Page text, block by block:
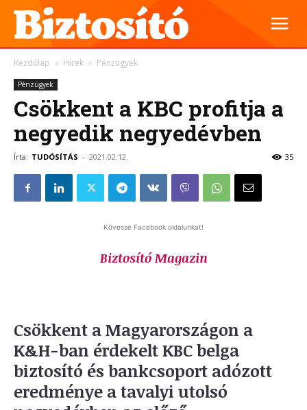
Kezdőlap Hírek Pénzügyek
Pénzügyek
Csökkent a KBC profitja a
negyedik negyedévben
Írta: TUDÓSÍTÁS - 2021.02.12. 35
Kövesse Facebook oldalunkat!
Biztosító Magazin
Csökkent a Magyarországon a
K&H-ban érdekelt KBC belga
biztosító és bankcsoport adózott
eredménye a tavalyi utolsó